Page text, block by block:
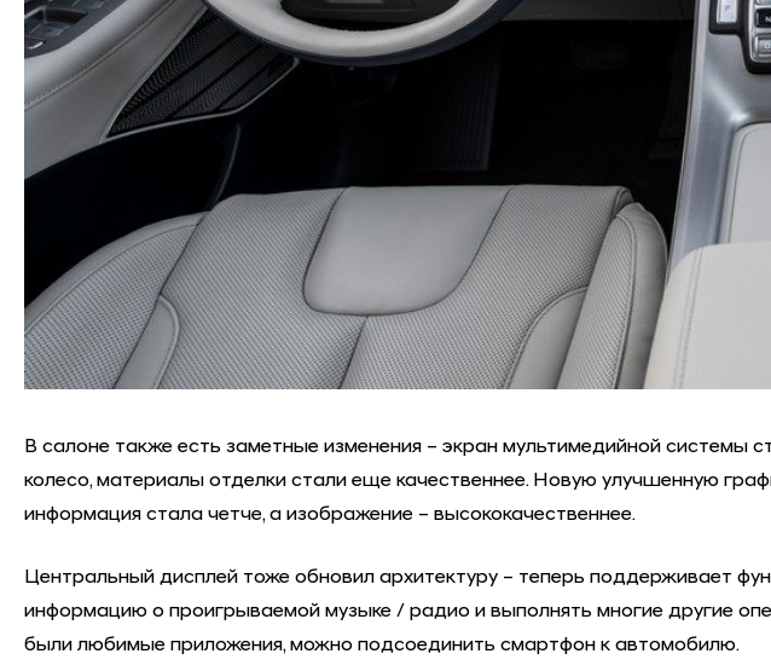
В салоне также есть заметные изменения – экран мультимедийной системы
колесо, материалы отделки стали еще качественнее. Новую улучшенную
информация стала четче, а изображение – высококачественнее.
Центральный дисплей тоже обновил архитектуру – теперь поддерживает
информацию о проигрываемой музыке / радио и выполнять многие другие
были любимые приложения, можно подсоединить смартфон к автомобилю.